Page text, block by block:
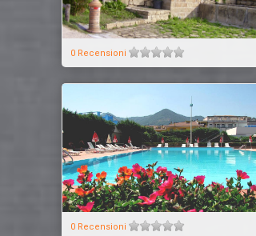
0 Recensioni
0 Recensioni